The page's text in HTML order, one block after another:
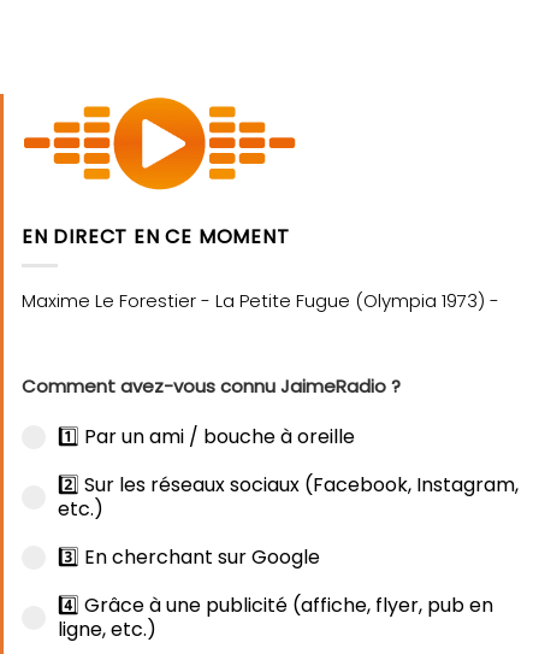
EN DIRECT EN CE MOMENT
Comment avez-vous connu JaimeRadio ?
1️⃣ Par un ami / bouche à oreille
2️⃣ Sur les réseaux sociaux (Facebook, Instagram,
etc.)
3️⃣ En cherchant sur Google
4️⃣ Grâce à une publicité (affiche, flyer, pub en
ligne, etc.)